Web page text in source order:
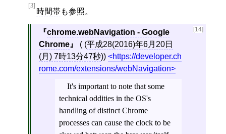
[3]
時間帯 も参照。
[14]
chrome.webNavigation - Google
Chrome
( (平成28(2016)年6月20日
(月) 7時13分47秒))
https://developer.ch
rome.com/extensions/webNavigation
It's important to note that some
technical oddities in the OS's
handling of distinct Chrome
processes can cause the clock to be